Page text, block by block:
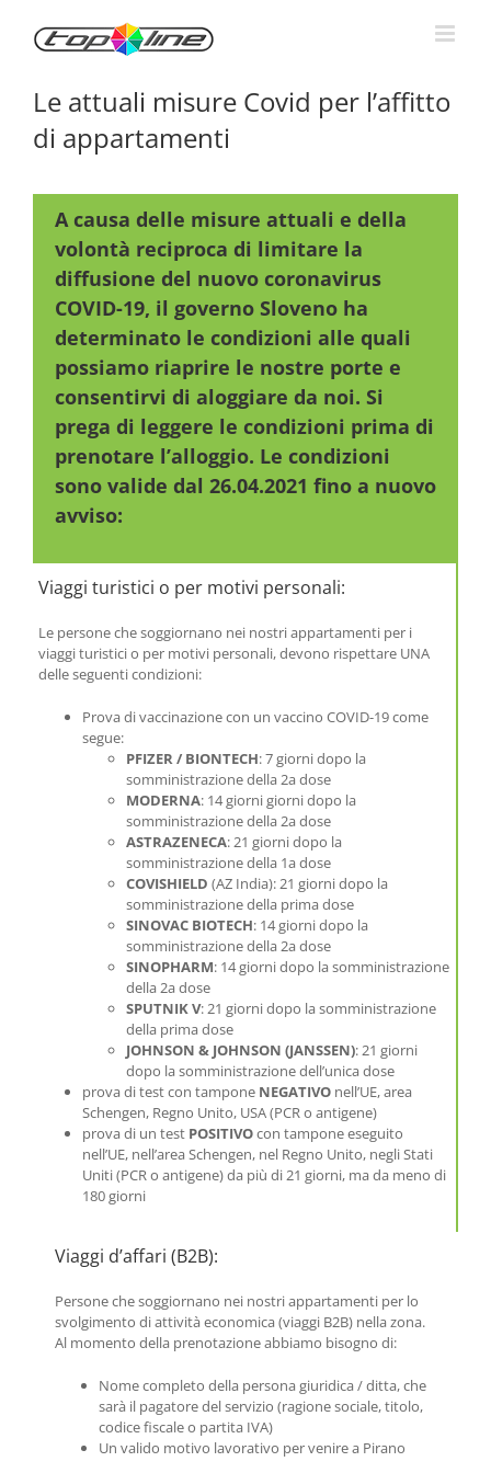
content
Le attuali misure Covid per l’affitto
di appartamenti
A causa delle misure attuali e della
volontà reciproca di limitare la
diffusione del nuovo coronavirus
COVID-19, il governo Sloveno ha
determinato le condizioni alle quali
possiamo riaprire le nostre porte e
consentirvi di aloggiare da noi. Si
prega di leggere le condizioni prima di
prenotare l’alloggio. Le condizioni
sono valide dal 26.04.2021 fino a nuovo
avviso:
Viaggi turistici o per motivi personali:
Le persone che soggiornano nei nostri appartamenti per i
viaggi turistici o per motivi personali, devono rispettare UNA
delle seguenti condizioni:
Prova di vaccinazione con un vaccino COVID-19 come
segue:
PFIZER / BIONTECH: 7 giorni dopo la
somministrazione della 2a dose
MODERNA: 14 giorni giorni dopo la
somministrazione della 2a dose
ASTRAZENECA: 21 giorni dopo la
somministrazione della 1a dose
COVISHIELD (AZ India): 21 giorni dopo la
somministrazione della prima dose
SINOVAC BIOTECH: 14 giorni dopo la
somministrazione della 2a dose
SINOPHARM: 14 giorni dopo la somministrazione
della 2a dose
SPUTNIK V: 21 giorni dopo la somministrazione
della prima dose
JOHNSON & JOHNSON (JANSSEN): 21 giorni
dopo la somministrazione dell’unica dose
prova di test con tampone NEGATIVO nell’UE, area
Schengen, Regno Unito, USA (PCR o antigene)
prova di un test POSITIVOcon tampone eseguito
nell’UE, nell’area Schengen, nel Regno Unito, negli Stati
Uniti (PCR o antigene) da più di 21 giorni, ma da meno di
180 giorni
Viaggi d’affari (B2B):
Persone che soggiornano nei nostri appartamenti per lo
svolgimento di attività economica (viaggi B2B) nella zona.
Al momento della prenotazione abbiamo bisogno di:
Nome completo della persona giuridica / ditta, che
sarà il pagatore del servizio (ragione sociale, titolo,
codice fiscale o partita IVA)
Un valido motivo lavorativo per venire a Pirano